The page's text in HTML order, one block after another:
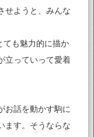
せようと、みんな
も魅力的に描か
立っていって愛着
話を動かす駒に
ます。そうならな